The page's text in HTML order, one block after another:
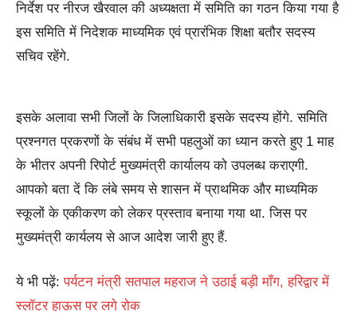
निर्देश पर नीरज खैरवाल की अध्यक्षता में समिति का गठन किया गया है
इस समिति में निदेशक माध्यमिक एवं प्रारंभिक शिक्षा बतौर सदस्य
सचिव रहेंगे.
इसके अलावा सभी जिलों के जिलाधिकारी इसके सदस्य होंगे. समिति
प्रश्नगत प्रकरणों के संबंध में सभी पहलुओं का ध्यान करते हुए 1 माह
के भीतर अपनी रिपोर्ट मुख्यमंत्री कार्यालय को उपलब्ध कराएगी.
आपको बता दें कि लंबे समय से शासन में प्राथमिक और माध्यमिक
स्कूलों के एकीकरण को लेकर प्रस्ताव बनाया गया था. जिस पर
मुख्यमंत्री कार्यलय से आज आदेश जारी हुए हैं.
ये भी पढ़ें:पर्यटन मंत्री सतपाल महराज ने उठाई बड़ी माँग, हरिद्वार में
स्लॉटर हाऊस पर लगे रोक